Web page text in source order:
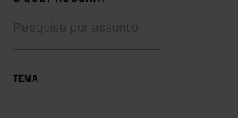
TEMA